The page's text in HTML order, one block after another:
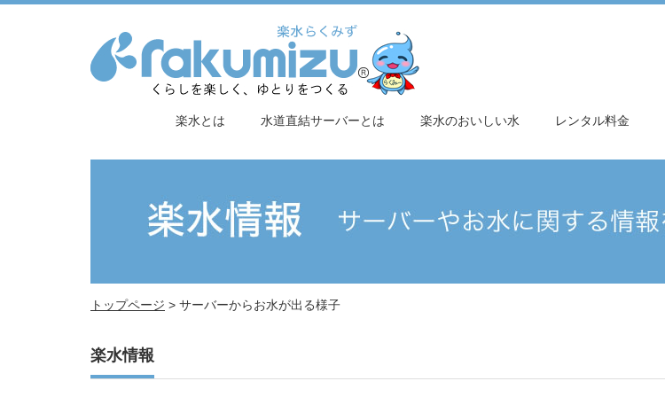
楽水とは 水道直結サーバーとは 楽水のおいしい水 レンタル料金
トップページ > サーバーからお水が出る様子
楽水情報